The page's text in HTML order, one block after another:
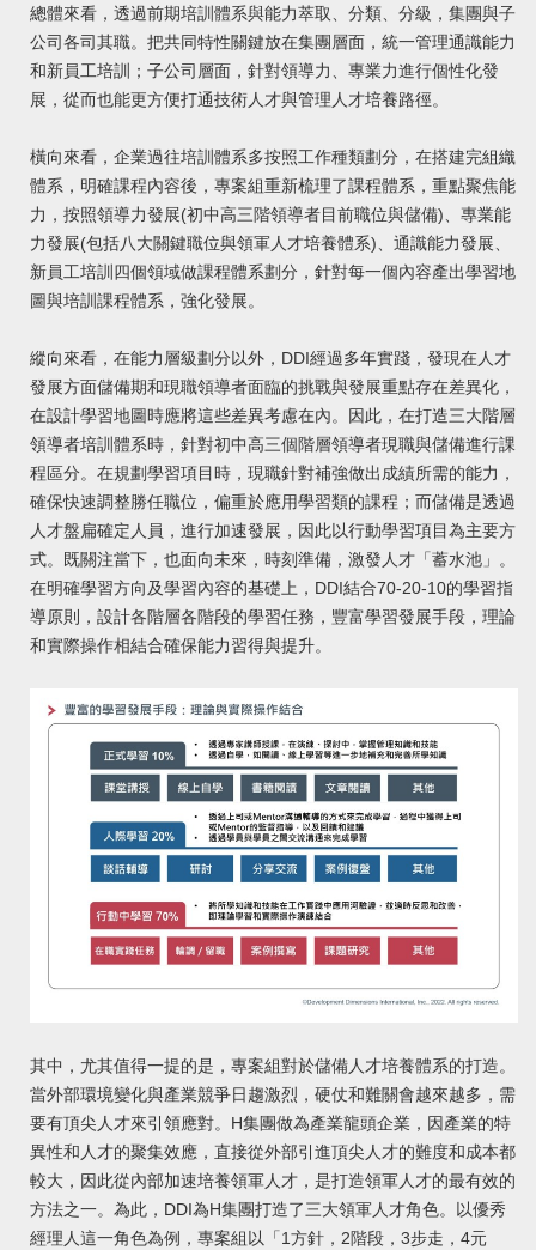
總體來看，透過前期培訓體系與能力萃取、分類、分級，集團與子
公司各司其職。把共同特性關鍵放在集團層面，統一管理通識能力
和新員工培訓；子公司層面，針對領導力、專業力進行個性化發
展，從而也能更方便打通技術人才與管理人才培養路徑。
橫向來看，企業過往培訓體系多按照工作種類劃分，在搭建完組織
體系，明確課程內容後，專案組重新梳理了課程體系，重點聚焦能
力，按照領導力發展(初中高三階領導者目前職位與儲備)、專業能
力發展(包括八大關鍵職位與領軍人才培養體系)、通識能力發展、
新員工培訓四個領域做課程體系劃分，針對每一個內容產出學習地
圖與培訓課程體系，強化發展。
縱向來看，在能力層級劃分以外，DDI經過多年實踐，發現在人才
發展方面儲備期和現職領導者面臨的挑戰與發展重點存在差異化，
在設計學習地圖時應將這些差異考慮在內。因此，在打造三大階層
領導者培訓體系時，針對初中高三個階層領導者現職與儲備進行課
程區分。在規劃學習項目時，現職針對補強做出成績所需的能力，
確保快速調整勝任職位，偏重於應用學習類的課程；而儲備是透過
人才盤扁確定人員，進行加速發展，因此以行動學習項目為主要方
式。既關注當下，也面向未來，時刻準備，激發人才「蓄水池」。
在明確學習方向及學習內容的基礎上，DDI結合70-20-10的學習指
導原則，設計各階層各階段的學習任務，豐富學習發展手段，理論
和實際操作相結合確保能力習得與提升。
其中，尤其值得一提的是，專案組對於儲備人才培養體系的打造。
當外部環境變化與產業競爭日趨激烈，硬仗和難關會越來越多，需
要有頂尖人才來引領應對。H集團做為產業龍頭企業，因產業的特
異性和人才的聚集效應，直接從外部引進頂尖人才的難度和成本都
較大，因此從內部加速培養領軍人才，是打造領軍人才的最有效的
方法之一。為此，DDI為H集團打造了三大領軍人才角色。以優秀
經理人這一角色為例，專案組以「1方針，2階段，3步走，4元